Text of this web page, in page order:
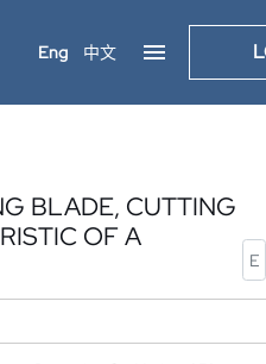
Eng 中文
BLADE, CUTTING
OF A